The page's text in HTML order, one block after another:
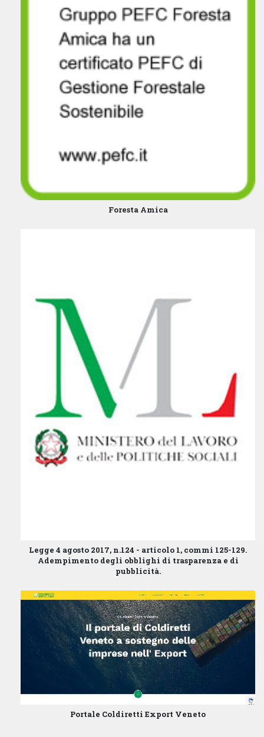
Foresta Amica
Legge 4 agosto 2017, n.124 - articolo 1, commi 125-129.
Adempimento degli obblighi di trasparenza e di
pubblicità.
Portale Coldiretti Export Veneto